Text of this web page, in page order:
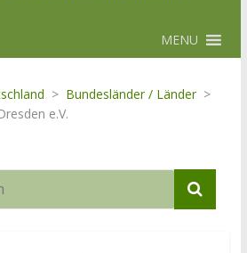
MENU
> Bundesländer / Länder >
e.V.